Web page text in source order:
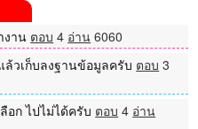
งาน ตอบ 4 อ่าน 6060
วเก็บลงฐานข้อมูลครับ ตอบ 3
อก ไปไม่ได้ครับ ตอบ 4 อ่าน